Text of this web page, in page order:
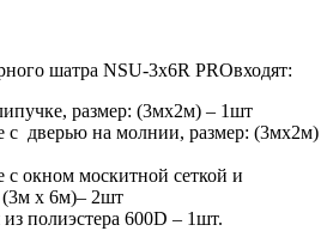
шатра NSU-3x6R PROвходят:
размер: (3мх2м) – 1шт
с дверью на молнии, размер: (3мх2м)
с окном москитной сеткой и
(3м х 6м)– 2шт
полиэстера 600D – 1шт.